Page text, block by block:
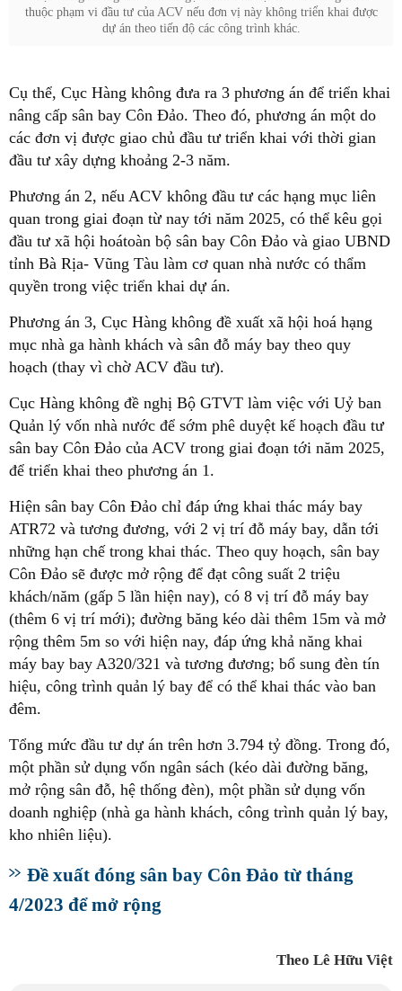
thuộc phạm vi đầu tư của ACV nếu đơn vị này không triển khai được
dự án theo tiến độ các công trình khác.
Cụ thể, Cục Hàng không đưa ra 3 phương án để triển khai
nâng cấp sân bay Côn Đảo. Theo đó, phương án một do
các đơn vị được giao chủ đầu tư triển khai với thời gian
đầu tư xây dựng khoảng 2-3 năm.
Phương án 2, nếu ACV không đầu tư các hạng mục liên
quan trong giai đoạn từ nay tới năm 2025, có thể kêu gọi
đầu tư xã hội hoátoàn bộ sân bay Côn Đảo và giao UBND
tỉnh Bà Rịa- Vũng Tàu làm cơ quan nhà nước có thẩm
quyền trong việc triển khai dự án.
Phương án 3, Cục Hàng không đề xuất xã hội hoá hạng
mục nhà ga hành khách và sân đỗ máy bay theo quy
hoạch (thay vì chờ ACV đầu tư).
Cục Hàng không đề nghị Bộ GTVT làm việc với Uỷ ban
Quản lý vốn nhà nước để sớm phê duyệt kế hoạch đầu tư
sân bay Côn Đảo của ACV trong giai đoạn tới năm 2025,
để triển khai theo phương án 1.
Hiện sân bay Côn Đảo chỉ đáp ứng khai thác máy bay
ATR72 và tương đương, với 2 vị trí đỗ máy bay, dẫn tới
những hạn chế trong khai thác. Theo quy hoạch, sân bay
Côn Đảo sẽ được mở rộng để đạt công suất 2 triệu
khách/năm (gấp 5 lần hiện nay), có 8 vị trí đỗ máy bay
(thêm 6 vị trí mới); đường băng kéo dài thêm 15m và mở
rộng thêm 5m so với hiện nay, đáp ứng khả năng khai
máy bay bay A320/321 và tương đương; bổ sung đèn tín
hiệu, công trình quản lý bay để có thể khai thác vào ban
đêm.
Tổng mức đầu tư dự án trên hơn 3.794 tỷ đồng. Trong đó,
một phần sử dụng vốn ngân sách (kéo dài đường băng,
mở rộng sân đỗ, hệ thống đèn), một phần sử dụng vốn
doanh nghiệp (nhà ga hành khách, công trình quản lý bay,
kho nhiên liệu).
Đề xuất đóng sân bay Côn Đảo từ tháng
4/2023 để mở rộng
Theo Lê Hữu Việt